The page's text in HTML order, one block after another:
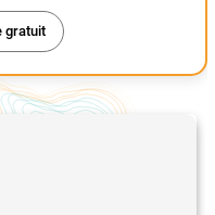
gratuit